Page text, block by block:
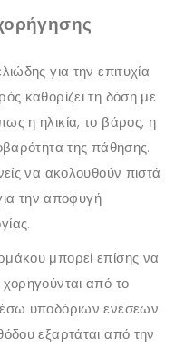
για την επιτυχία
καθορίζει τη δόση με
η ηλικία, το βάρος, η
της πάθησης.
να ακολουθούν πιστά
την αποφυγή
μπορεί επίσης να
από το
υποδόριων ενέσεων.
εξαρτάται από την